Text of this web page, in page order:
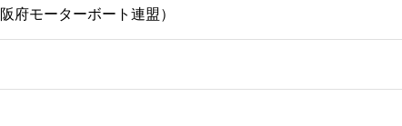
府モーターボート連盟）